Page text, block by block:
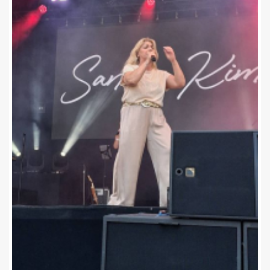
headliners die het meest indruk maakten. Die eer ging eerder
naar de 'vreemde eend in de bijt', Therapy?, en naar enkele
acts die op de Club Stage voor de aangenaamste verrassingen
van de avond zorgden.
De avond werd op gang getrokken door de Ierse folkbandThe
Mary Wallopers (****), die gebruik maakt van traditionele
instrumenten, waaronder een soort doedelzak en harmonica.
Met hun lekker opzwepende en aanstekelijke klanken,
aangevuld met een troubadourachtige vocale aanpak, zorgde
de band op geheel eigen, puur Ierse wijze voor een
vermakelijke start van de festivaldag.
Misschien niet meteen muziek die elke punkliefhebber zal
aanspreken, maar wie houdt van authentieke Ierse folklore
kon bij The Mary Wallopers zeker zijn gading vinden. Vooral
wanneer alle traditionele instrumenten samenkwamen, wist
het gezelschap ons helemaal te overtuigen.
Van een heel ander kaliber wasWaste (*****)op de Club
Stage. We ontdekten de band destijds op Humo's Rock Rally